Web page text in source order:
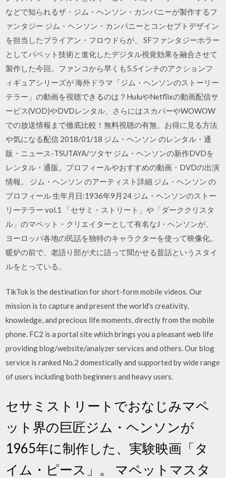
などで知られるザ・ジム・ヘンソン・カンパニーが製作するフ
ァンタジー ジム・ヘンソン・カンパニーとコンセプトデザイン
を担当したブライアン・フロウドらが、 SFファンタジーホラー
としてパペット技術と進化したデジタル視覚効果を融合させて
製作した今回。ファンコから早くも5.5インチのアクションフ
ィギュアシリーズが 海外ドラマ「ジム・ヘンソンのストーリー
テラー」の動画を視聴できるのは？HuluやNetflixの動画配信サ
ービス(VOD)やDVDレンタル、さらにはスカパーやWOWOW
での放送情報まで徹底比較！無料視聴の有無、お得に見る方法
や気になる配信 2018/01/18 ジム・ヘンソン のレンタル・通
販・ニュース-TSUTAYA/ツタヤ ジム・ヘンソンの新作DVDを
レンタル・通販。プロフィールやおすすめの動画・DVDの出演
情報。 ジム・ヘンソン のアーティスト詳細 ジム・ヘンソン の
プロフィール 生年月日:1936年9月24 ジム・ヘンソンのストー
リーテラー vol.1 「セサミ・ストリート」や「ダーククリスタ
ル」のマペット・クリエイターとして有名なJ・ヘンソンが、
ヨーロッパ各地の民話を独特のキャラクターを使って映像化。
暖炉の前で、老語り部が犬に語って聞かせる昔話というスタイ
ルをとっている。
TikTok is the destination for short-form mobile videos. Our
mission is to capture and present the world's creativity,
knowledge, and precious life moments, directly from the mobile
phone. FC2 is a portal site which brings you a pleasant web life
providing blog/website/analyzer services and others. Our blog
service is ranked No.2 domestically and supported by wide range
of users including both beginners and heavy users.
セサミストリートでおなじみマペ
ット界の巨匠ジム・ヘンソンが
1965年に制作した、実験映画「タ
イム・ピース」。 マペットマスタ